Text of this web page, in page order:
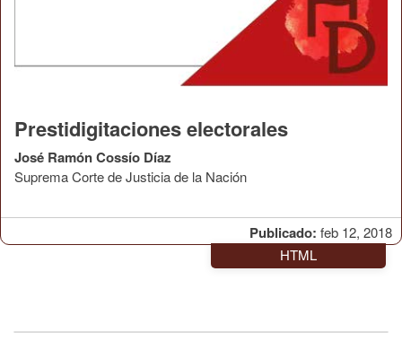
Publicado: feb 12, 2018
Prestidigitaciones electorales
José Ramón Cossío Díaz
Suprema Corte de Justicia de la Nación
HTML